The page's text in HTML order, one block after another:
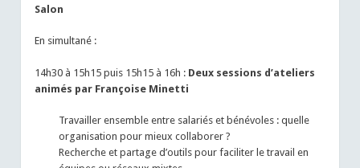
Salon
En simultané :
14h30 à 15h15 puis 15h15 à 16h : Deux sessions d’ateliers
animés par Françoise Minetti
Travailler ensemble entre salariés et bénévoles : quelle
organisation pour mieux collaborer ?
Recherche et partage d’outils pour faciliter le travail en